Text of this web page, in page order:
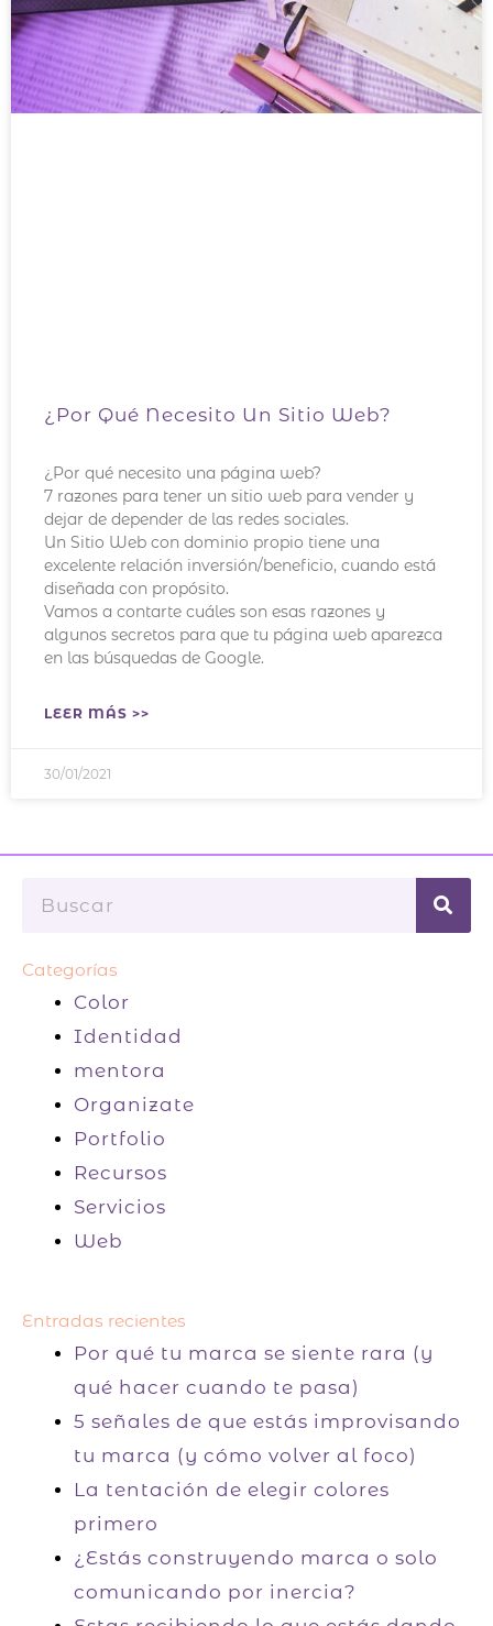
¿Por Qué Necesito Un Sitio Web?
¿Por qué necesito una página web?
7 razones para tener un sitio web para vender y
dejar de depender de las redes sociales.
Un Sitio Web con dominio propio tiene una
excelente relación inversión/beneficio, cuando está
diseñada con propósito.
Vamos a contarte cuáles son esas razones y
algunos secretos para que tu página web aparezca
en las búsquedas de Google.
LEER MÁS >>
30/01/2021
Buscar
Categorías
Color
Identidad
mentora
Organizate
Portfolio
Recursos
Servicios
Web
Entradas recientes
Por qué tu marca se siente rara (y
qué hacer cuando te pasa)
5 señales de que estás improvisando
tu marca (y cómo volver al foco)
La tentación de elegir colores
primero
¿Estás construyendo marca o solo
comunicando por inercia?